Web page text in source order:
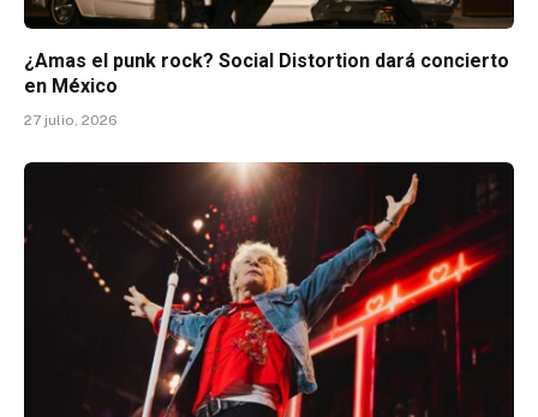
¿Amas el punk rock? Social Distortion dará concierto
en México
27 julio, 2026